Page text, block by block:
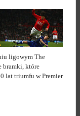
ligowym The
bramki, które
lat triumfu w Premier